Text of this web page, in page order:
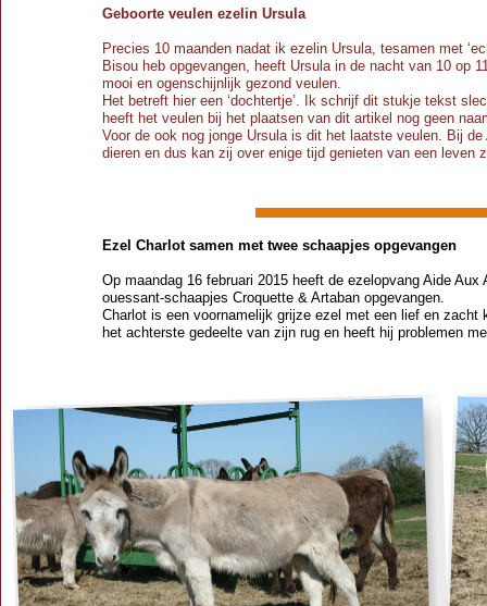
Ezel Charlot samen met twee schaapjes opgevangen
Op maandag 16 februari 2015 heeft de ezelopvang Aide
ouessant-schaapjes Croquette & Artaban opgevangen.
Charlot is een voornamelijk grijze ezel met een lief en zacht
het achterste gedeelte van zijn rug en heeft hij problemen
Geboorte veulen ezelin Ursula
Precies 10 maanden nadat ik ezelin Ursula, tesamen met
Bisou heb opgevangen, heeft Ursula in de nacht van 10 op
mooi en ogenschijnlijk gezond veulen.
Het betreft hier een ‘dochtertje’. Ik schrijf dit stukje tekst
heeft het veulen bij het plaatsen van dit artikel nog geen
Voor de ook nog jonge Ursula is dit het laatste veulen. Bij
dieren en dus kan zij over enige tijd genieten van een leven